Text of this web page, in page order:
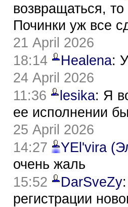
возвращаться,
Починки уж все
21 April 2026
18:14
Healena:
24 April 2026
11:36
lesika: Я
ее исполнении
25 April 2026
14:27
YEl'vira
очень жаль
15:52
DarSveZy
регистрации